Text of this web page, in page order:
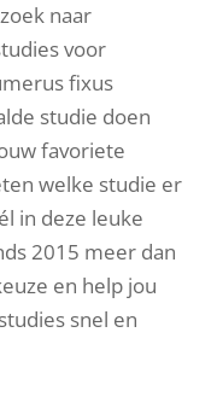
naar
voor
fixus
studie doen
favoriete
welke studie er
in deze leuke
2015 meer dan
en help jou
snel en